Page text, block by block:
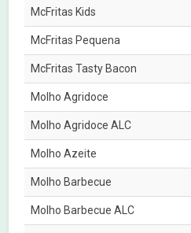
McFritas Kids
McFritas Pequena
McFritas Tasty Bacon
Molho Agridoce
Molho Agridoce ALC
Molho Azeite
Molho Barbecue
Molho Barbecue ALC